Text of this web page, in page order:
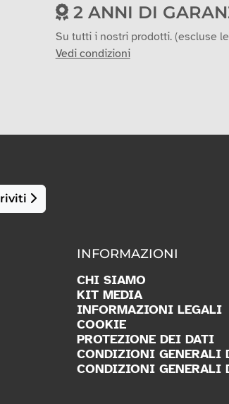
2 ANNI DI
Su tutti i nostri prodotti. (escluse
Vedi condizioni
INFORMAZIONI
CHI SIAMO
KIT MEDIA
INFORMAZIONI LEGALI
COOKIE
PROTEZIONE DEI DATI
CONDIZIONI GENERALI
CONDIZIONI GENERALI